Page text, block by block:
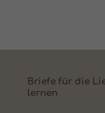
Briefe für die
lernen